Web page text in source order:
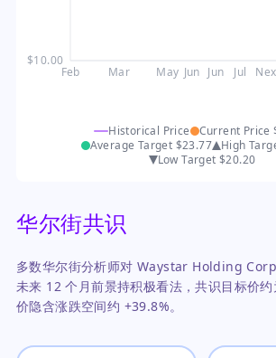
$10.00
Feb Mar May Jun Jun Jul
Historical Price Current Price
Average Target $23.77 High
Low Target $20.20
华尔街共识
多数华尔街分析师对 Waystar Holding
未来 12 个月前景持积极看法，共识目标价
价隐含涨跌空间约 +39.8%。